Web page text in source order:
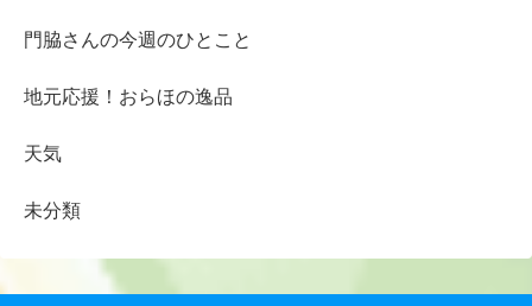
門脇さんの今週のひとこと
地元応援！おらほの逸品
天気
未分類